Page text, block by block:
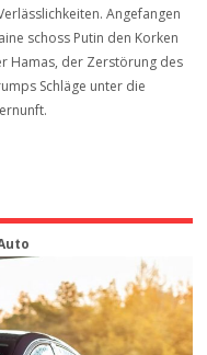
Angefangen
schoss Putin den Korken
Hamas, der Zerstörung des
Schläge unter die